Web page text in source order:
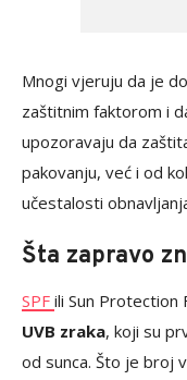
Mnogi vjeruju da je
zaštitnim faktorom i
upozoravaju da
pakovanju, već i od
učestalosti
Šta zapravo
SPF ili Sun Protection
UVB zraka, koji su
od sunca. Što je broj